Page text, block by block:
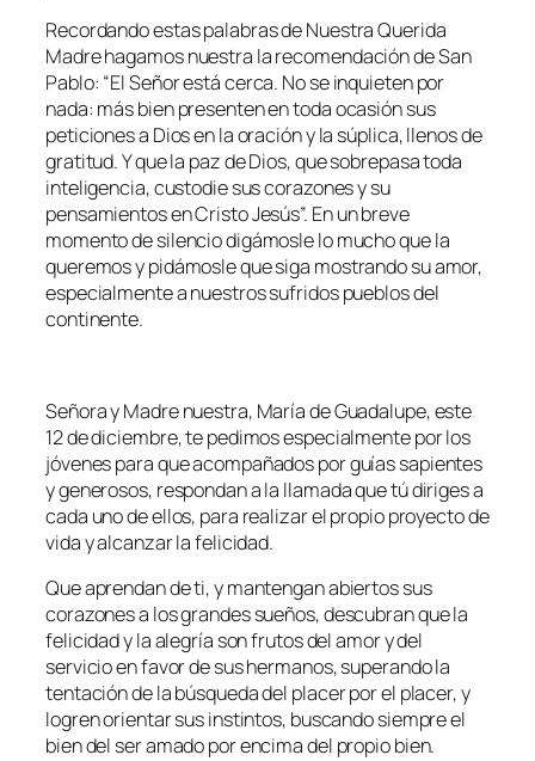
Recordando estas palabras de Nuestra Querida
Madre hagamos nuestra la recomendación de San
Pablo: “El Señor está cerca. No se inquieten por
nada: más bien presenten en toda ocasión sus
peticiones a Dios en la oración y la súplica, llenos de
gratitud. Y que la paz de Dios, que sobrepasa toda
inteligencia, custodie sus corazones y su
pensamientos en Cristo Jesús”. En un breve
momento de silencio digámosle lo mucho que la
queremos y pidámosle que siga mostrando su amor,
especialmente a nuestros sufridos pueblos del
continente.
Señora y Madre nuestra, María de Guadalupe, este
12 de diciembre, te pedimos especialmente por los
jóvenes para que acompañados por guías sapientes
y generosos, respondan a la llamada que tú diriges a
cada uno de ellos, para realizar el propio proyecto de
vida y alcanzar la felicidad.
Que aprendan de ti, y mantengan abiertos sus
corazones a los grandes sueños, descubran que la
felicidad y la alegría son frutos del amor y del
servicio en favor de sus hermanos, superando la
tentación de la búsqueda del placer por el placer, y
logren orientar sus instintos, buscando siempre el
bien del ser amado por encima del propio bien.